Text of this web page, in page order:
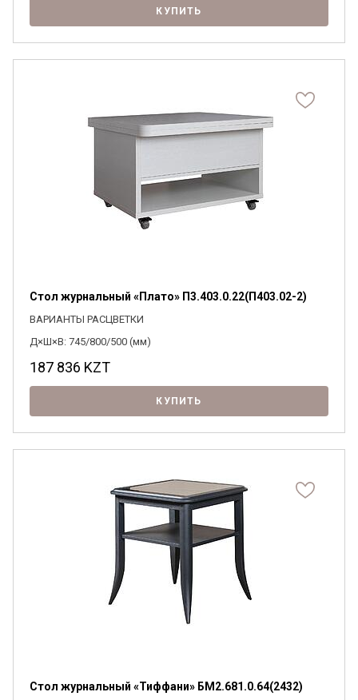
КУПИТЬ
Стол журнальный «Плато» П3.403.0.22(П403.02-2)
ВАРИАНТЫ РАСЦВЕТКИ
Д×Ш×В: 745/800/500 (мм)
187 836 KZT
КУПИТЬ
Стол журнальный «Тиффани» БМ2.681.0.64(2432)